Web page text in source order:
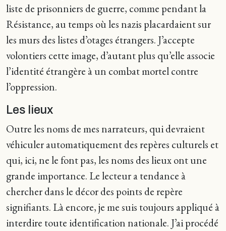
liste de prisonniers de guerre, comme pendant la
Résistance, au temps où les nazis placardaient sur
les murs des listes d’otages étrangers. J’accepte
volontiers cette image, d’autant plus qu’elle associe
l’identité étrangère à un combat mortel contre
l’oppression.
Les lieux
Outre les noms de mes narrateurs, qui devraient
véhiculer automatiquement des repères culturels et
qui, ici, ne le font pas, les noms des lieux ont une
grande importance. Le lecteur a tendance à
chercher dans le décor des points de repère
signifiants. Là encore, je me suis toujours appliqué à
interdire toute identification nationale. J’ai procédé